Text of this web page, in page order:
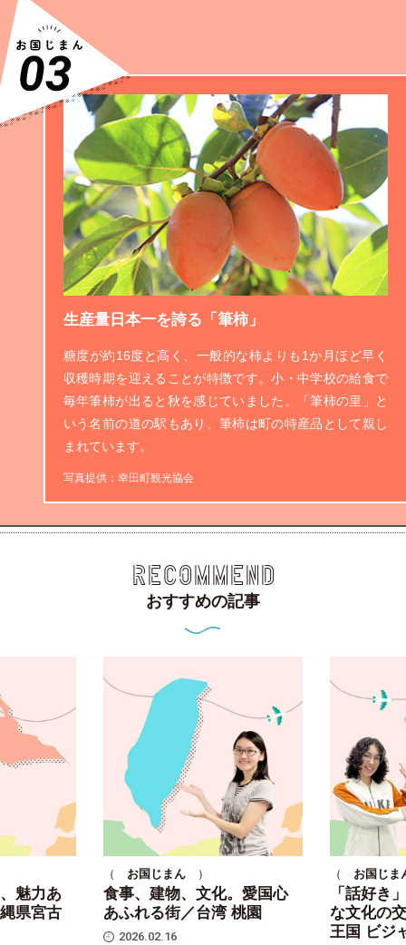
生産量日本一を誇る「筆柿」
糖度が約16度と高く、一般的な柿よりも1か月ほど早く
収穫時期を迎えることが特徴です。小・中学校の給食で
毎年筆柿が出ると秋を感じていました。「筆柿の里」と
いう名前の道の駅もあり、筆柿は町の特産品として親し
まれています。
写真提供：幸田町観光協会
RECOMMEND
おすすめの記事
魅力あ
県宮古
食事、建物、文化。愛国心
あふれる街／台湾 桃園
2026.02.16
（ お国じまん）
「話好き
な文化の
王国 ビジ
（ お国じま